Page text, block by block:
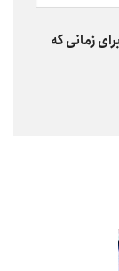
زمانی که